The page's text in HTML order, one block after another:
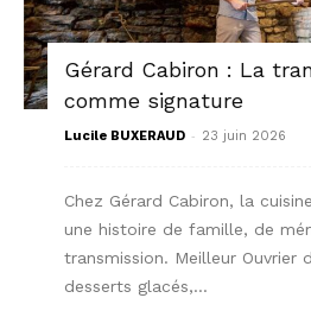
Gérard Cabiron : La
comme signature
Lucile BUXERAUD - 23 juin 2026
Chez Gérard Cabiron, la
une histoire de famille, de
transmission. Meilleur Ouvrier
desserts glacés,...